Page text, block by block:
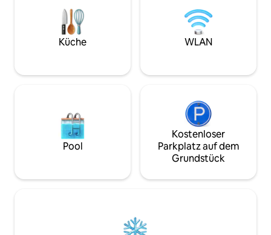
einem großen Supermarkt, einer
italienischen Feinkost mit einer Saftbar,
einer handwerklichen französischen
Bäckerei, Gebäude mit 24/7-Rezeption,
Kostenlose Parkplätze in der Straße von
Quadratfuß
herrlichem Blick
Schlafzimmer
bequemes
zusätzliche
Küche WLAN
Pool
Kostenloser
Parkplatz auf dem
Grundstück